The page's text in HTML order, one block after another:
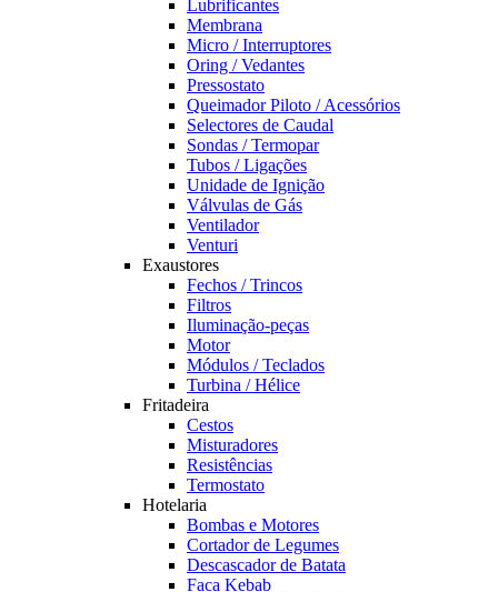
Lubrificantes
Membrana
Micro / Interruptores
Oring / Vedantes
Pressostato
Queimador Piloto / Acessórios
Selectores de Caudal
Sondas / Termopar
Tubos / Ligações
Unidade de Ignição
Válvulas de Gás
Ventilador
Venturi
Exaustores
Fechos / Trincos
Filtros
Iluminação-peças
Motor
Módulos / Teclados
Turbina / Hélice
Fritadeira
Cestos
Misturadores
Resistências
Termostato
Hotelaria
Bombas e Motores
Cortador de Legumes
Descascador de Batata
Faca Kebab